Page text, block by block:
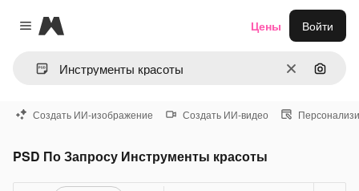
Close menu
Magnific
ОчиститьПоиск
Цены Войти
Создать ИИ-изображение Создать ИИ-видео
PSD По Запросу Инструменты красоты